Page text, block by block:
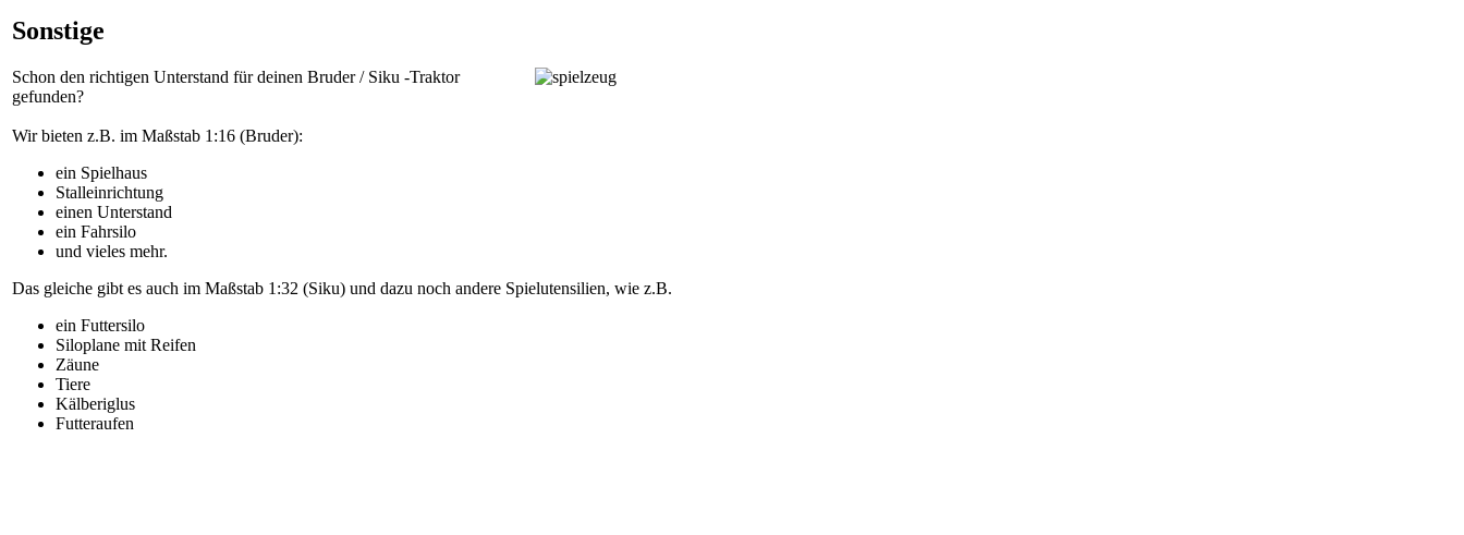
Sonstige
Schon den richtigen Unterstand für deinen Bruder / Siku -Traktor
gefunden?
Wir bieten z.B. im Maßstab 1:16 (Bruder):
ein Spielhaus
Stalleinrichtung
einen Unterstand
ein Fahrsilo
und vieles mehr.
Das gleiche gibt es auch im Maßstab 1:32 (Siku) und dazu noch andere Spielutensilien, wie z.B.
ein Futtersilo
Siloplane mit Reifen
Zäune
Tiere
Kälberiglus
Futteraufen